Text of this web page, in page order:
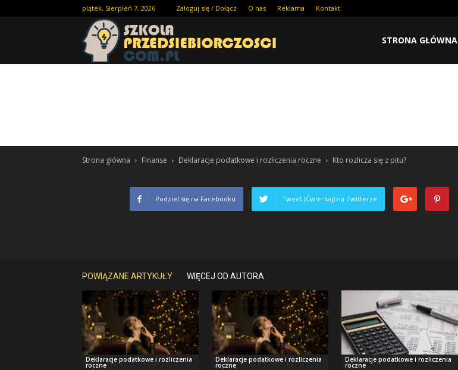
piątek, Sierpień 7, 2026 Zaloguj się / Dołącz O nas Reklama Kontakt
STRONA GŁÓWNA
Strona główna Finanse Deklaracje podatkowe i rozliczenia roczne Kto rozlicza się z pitu?
Podziel się na Facebooku Tweet (Ćwierkaj) na Twitterze
POWIĄZANE ARTYKUŁY WIĘCEJ OD AUTORA
Deklaracje podatkowe i rozliczenia
roczne
Deklaracje podatkowe i rozliczenia
roczne
Deklaracje podatkowe i rozliczenia
roczne